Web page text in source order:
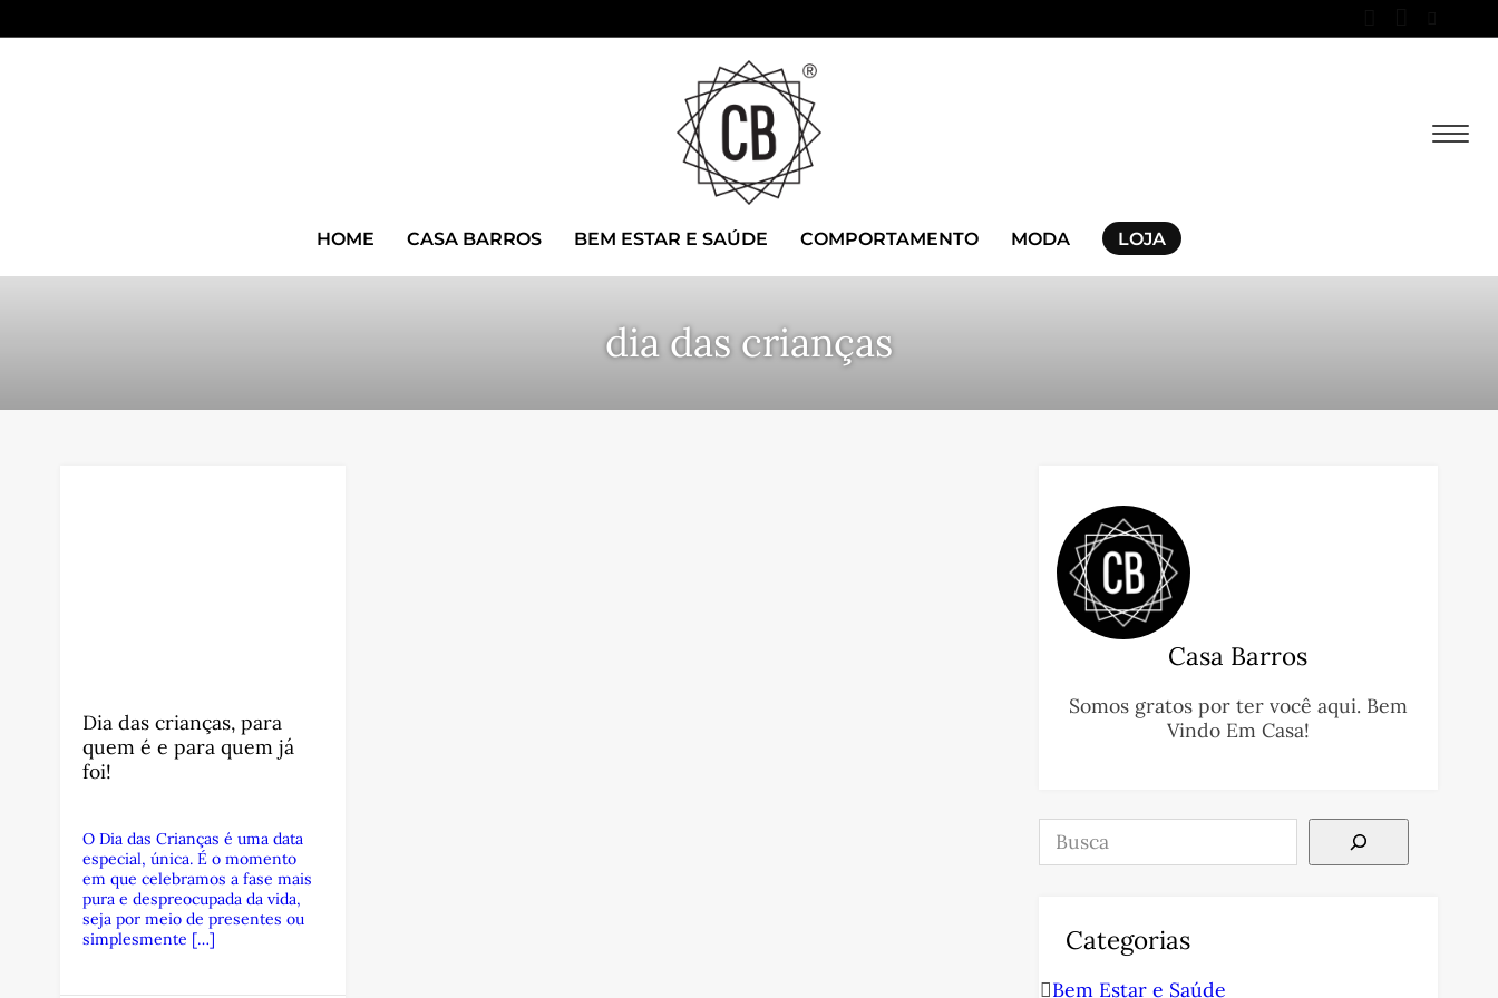
HOME CASA BARROS BEM ESTAR E SAÚDE COMPORTAMENTO MODA LOJA
dia das crianças
Dia das crianças, para
quem é e para quem já
foi!
O Dia das Crianças é uma data
especial, única. É o momento
em que celebramos a fase mais
pura e despreocupada da vida,
seja por meio de presentes ou
simplesmente […]
Casa Barros
Somos gratos por ter você aqui. Bem
Vindo Em Casa!
Pesquisar
Categorias
Bem Estar e Saúde